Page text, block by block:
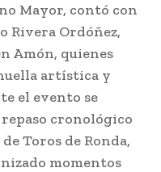
Mayor, contó con
Rivera Ordóñez,
Amón, quienes
artística y
el evento se
cronológico
Toros de Ronda,
momentos